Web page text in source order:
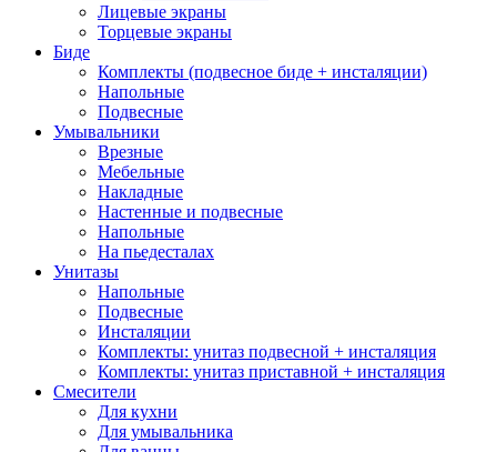
Лицевые экраны
Торцевые экраны
Биде
Комплекты (подвесное биде + инсталяции)
Напольные
Подвесные
Умывальники
Врезные
Мебельные
Накладные
Настенные и подвесные
Напольные
На пьедесталах
Унитазы
Напольные
Подвесные
Инсталяции
Комплекты: унитаз подвесной + инсталяция
Комплекты: унитаз приставной + инсталяция
Смесители
Для кухни
Для умывальника